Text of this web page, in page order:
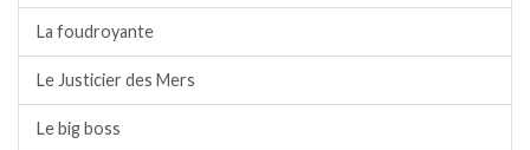
La foudroyante
Le Justicier des Mers
Le big boss